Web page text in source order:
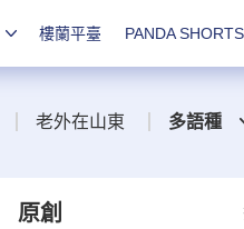
樓蘭平臺 PANDA SHORTS
老外在山東 多語種
原創